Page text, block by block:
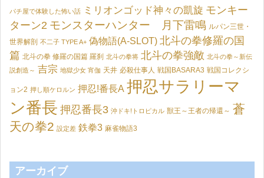
パチ屋で体験した怖い話 ミリオンゴッド神々の凱旋 モンキー
ターン2 モンスターハンター 月下雷鳴 ルパン三世・
世界解剖 不二子 TYPE A+ 偽物語(A-SLOT) 北斗の拳修羅の国
篇 北斗の拳 修羅の国篇 羅刹 北斗の拳将 北斗の拳強敵 北斗の拳～新伝
説創造～ 吉宗 地獄少女 宵伽 天井 必殺仕事人 戦国BASARA3 戦国コレクシ
ョン2 押し順ケロルン 押忍!番長A 押忍サラリーマ
ン番長 押忍番長3 沖ドキ!トロピカル 獣王～王者の帰還～ 蒼
天の拳2 設定差 鉄拳3 麻雀物語3
アーカイブ